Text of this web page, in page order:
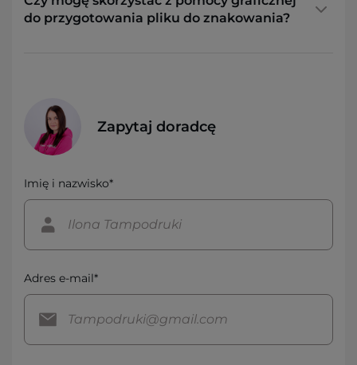
do przygotowania pliku do znakowania?
Zapytaj doradcę
Imię i nazwisko*
Adres e-mail*